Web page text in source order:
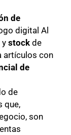
de
digital Al
y stock de
artículos con
de
de
que,
son